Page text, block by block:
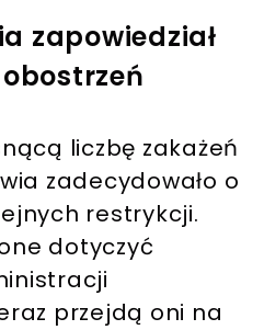
zapowiedział
liczbę zakażeń
zadecydowało o
restrykcji.
dotyczyć
przejdą oni na